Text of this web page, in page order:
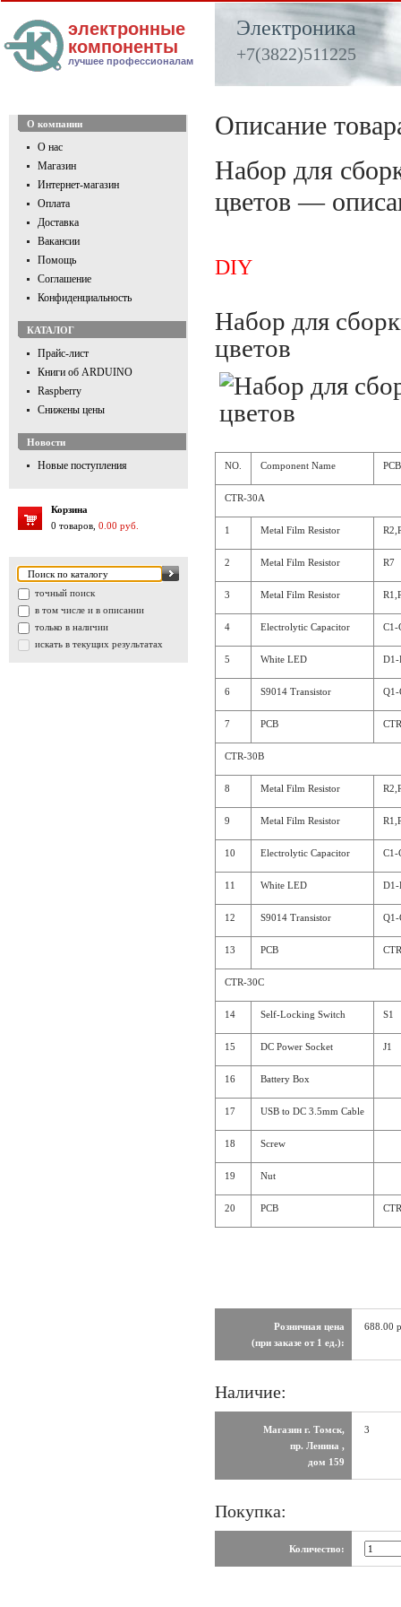
электронные
компоненты
лучшее профессионалам
Электроника
+7(3822)511225
О компании
О нас
Магазин
Интернет-магазин
Оплата
Доставка
Вакансии
Помощь
Соглашение
Конфиденциальность
КАТАЛОГ
Прайс-лист
Книги об ARDUINO
Raspberry
Снижены цены
Новости
Новые поступления
Корзина
0 товаров, 0.00 руб.
точный поиск
в том числе и в описании
только в наличии
искать в текущих результатах
Описание
Набор для
цветов —
DIY
Набор для
цветов
NO. Component Name
CTR-30A
1 Metal Film Resistor
2 Metal Film Resistor R7
3 Metal Film Resistor
4 Electrolytic Capacitor C1-
5 White LED D1-
6 S9014 Transistor Q1-
7 PCB
CTR-30B
8 Metal Film Resistor
9 Metal Film Resistor
10 Electrolytic Capacitor C1-
11 White LED D1-
12 S9014 Transistor Q1-
13 PCB
CTR-30C
14 Self-Locking Switch S1
15 DC Power Socket J1
16 Battery Box
17 USB to DC 3.5mm Cable
18 Screw
19 Nut
20 PCB
Розничная цена
(при заказе от 1 ед.):
688.00
Наличие:
Магазин г. Томск,
пр. Ленина ,
дом 159
3
Покупка:
Количество: